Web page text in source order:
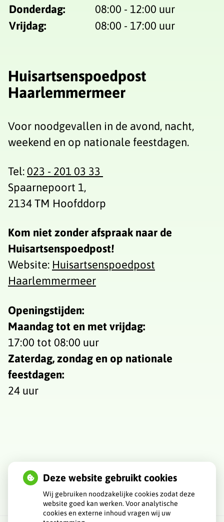
Donderdag:
08:00 - 12:00 uur
Vrijdag:
08:00 - 17:00 uur
Huisartsenspoedpost
Haarlemmermeer
Voor noodgevallen in de avond, nacht,
weekend en op nationale feestdagen.
Tel:023 - 201 03 33
Spaarnepoort 1,
2134 TM Hoofddorp
Kom niet zonder afspraak naar de
Huisartsenspoedpost!
Website: Huisartsenspoedpost
Haarlemmermeer
Openingstijden:
Maandag tot en met vrijdag:
17:00 tot 08:00 uur
Zaterdag, zondag en op nationale
feestdagen:
24 uur
Deze website gebruikt cookies
Wij gebruiken noodzakelijke cookies zodat deze
website goed kan werken. Voor analytische
cookies en externe inhoud vragen wij uw